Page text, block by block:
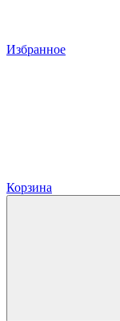
Избранное
Корзина